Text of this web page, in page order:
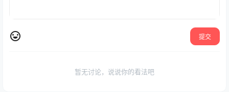
提交
暂无讨论，说说你的看法吧